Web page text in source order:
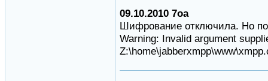
09.10.2010 7oa
Шифрование отключила. Но
Warning: Invalid argument